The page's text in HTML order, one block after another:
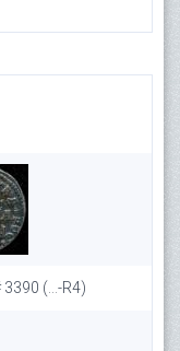
(...-R4)